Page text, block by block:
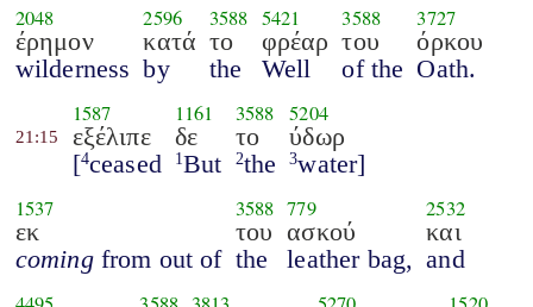
2048
έρημον
wilderness
2596
κατά
by
3588
το
the
5421
φρέαρ
Well
3588
του
of the
3727
όρκου
Oath.
21:15
1587
εξέλιπε
[4ceased
1161
δε
1But
3588
το
2the
5204
ύδωρ
3water]
1537
εκ
comingfrom out of
3588
του
the
779
ασκού
leather bag,
2532
και
and